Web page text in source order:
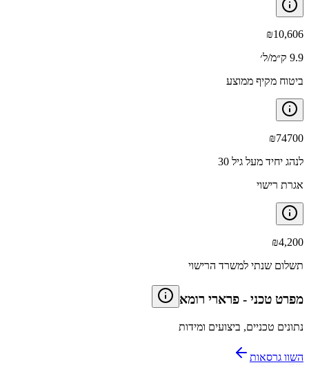
₪10,606
9.9 ק״מ/ל׳
ביטוח מקיף ממוצע
₪74700
לנהג יחיד מעל גיל 30
אגרת רישוי
₪4,200
תשלום שנתי למשרד הרישוי
מפרט טכני - פרארי רומא
נתונים טכניים, ביצועים ומידות
השוו גרסאות